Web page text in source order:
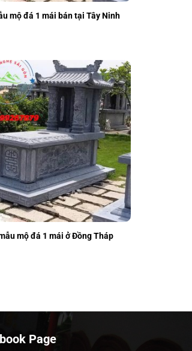
mộ đá 1 mái bán tại Tây Ninh
mộ đá 1 mái ở Đồng Tháp
Page